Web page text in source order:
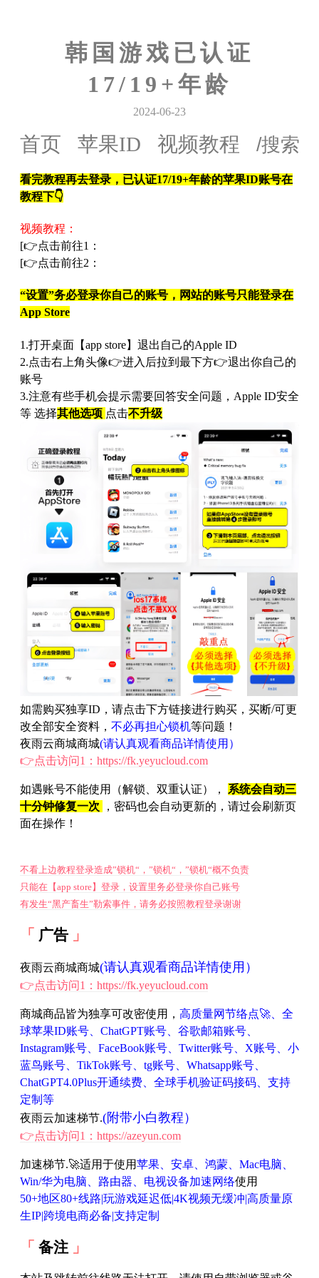
韩国游戏已认证
17/19+年龄
2024-06-23
首页 苹果ID 视频教程
看完教程再去登录，已认证17/19+年龄的苹果ID账号在
教程下👇
视频教程：
[👉点击前往1：
[👉点击前往2：
“设置”务必登录你自己的账号，网站的账号只能登录在
App Store
1.打开桌面【app store】退出自己的Apple ID
2.点击右上角头像👉进入后拉到最下方👉退出你自己的
账号
3.注意有些手机会提示需要回答安全问题，Apple ID安全
等 选择其他选项 点击不升级
如需购买独享ID，请点击下方链接进行购买，买断/可更
改全部安全资料， 不必再担心锁机等问题！
夜雨云商城商城(请认真观看商品详情使用）
👉点击访问1：https://fk.yeyucloud.com
如遇账号不能使用（解锁、双重认证）， 系统会自动三
十分钟修复一次
，密码也会自动更新的，请过会刷新页
面在操作！
不看上边教程登录造成”锁机“，”锁机“，”锁机“概不负责
只能在【app store】登录，设置里务必登录你自己账号
有发生“黑产畜生”勒索事件，请务必按照教程登录谢谢
广告
夜雨云商城商城(请认真观看商品详情使用）
👉点击访问1：https://fk.yeyucloud.com
商城商品皆为独享可改密使用， 高质量网节络点🚀、全
球苹果ID账号、ChatGPT账号、谷歌邮箱账号、
Instagram账号、FaceBook账号、Twitter账号、X账号、小
蓝鸟账号、TikTok账号、tg账号、Whatsapp账号、
ChatGPT4.0Plus开通续费、全球手机验证码接码、支持
定制等
夜雨云加速梯节.(附带小白教程）
👉点击访问1：https://azeyun.com
加速梯节.🚀适用于使用苹果、安卓、鸿蒙、Mac电脑、
Win/华为电脑、路由器、电视设备加速网络使用
50+地区80+线路|玩游戏延迟低|4K视频无缓冲|高质量原
生IP|跨境电商必备|支持定制
备注